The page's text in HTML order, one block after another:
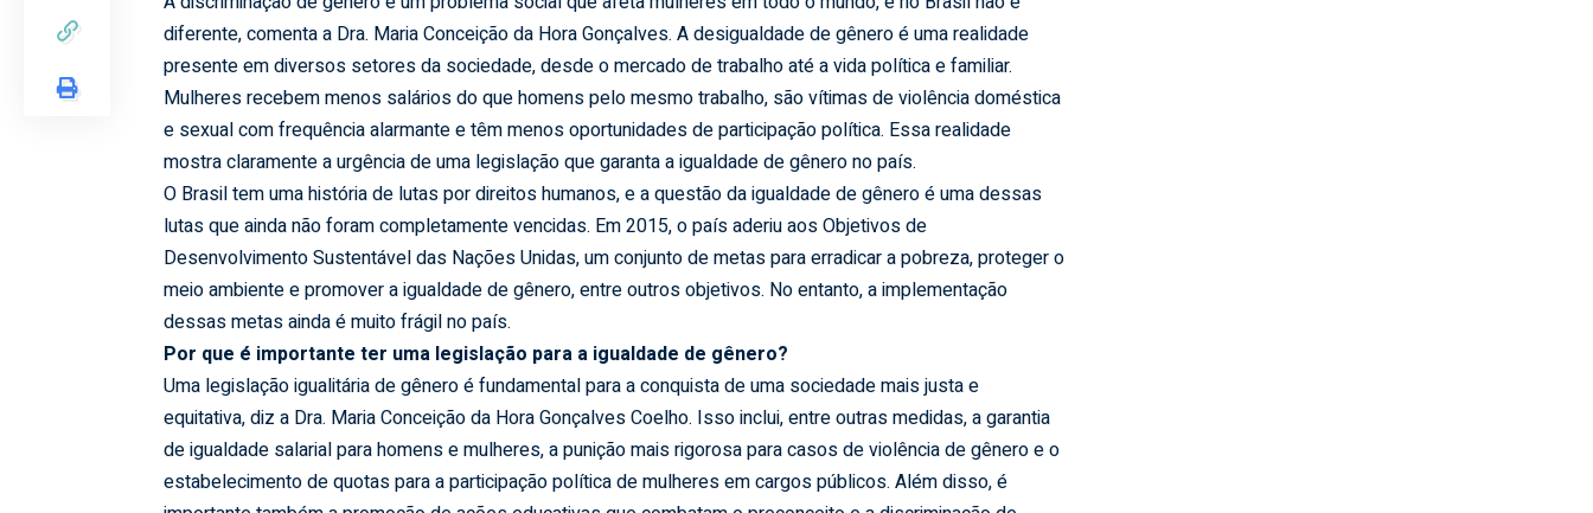
diferente, comenta a Dra. Maria Conceição da Hora Gonçalves. A desigualdade de gênero é uma realidade
presente em diversos setores da sociedade, desde o mercado de trabalho até a vida política e familiar.
Mulheres recebem menos salários do que homens pelo mesmo trabalho, são vítimas de violência doméstica
e sexual com frequência alarmante e têm menos oportunidades de participação política. Essa realidade
mostra claramente a urgência de uma legislação que garanta a igualdade de gênero no país.
O Brasil tem uma história de lutas por direitos humanos, e a questão da igualdade de gênero é uma dessas
lutas que ainda não foram completamente vencidas. Em 2015, o país aderiu aos Objetivos de
Desenvolvimento Sustentável das Nações Unidas, um conjunto de metas para erradicar a pobreza, proteger o
meio ambiente e promover a igualdade de gênero, entre outros objetivos. No entanto, a implementação
dessas metas ainda é muito frágil no país.
Por que é importante ter uma legislação para a igualdade de gênero?
Uma legislação igualitária de gênero é fundamental para a conquista de uma sociedade mais justa e
equitativa, diz a Dra. Maria Conceição da Hora Gonçalves Coelho. Isso inclui, entre outras medidas, a garantia
de igualdade salarial para homens e mulheres, a punição mais rigorosa para casos de violência de gênero e o
estabelecimento de quotas para a participação política de mulheres em cargos públicos. Além disso, é